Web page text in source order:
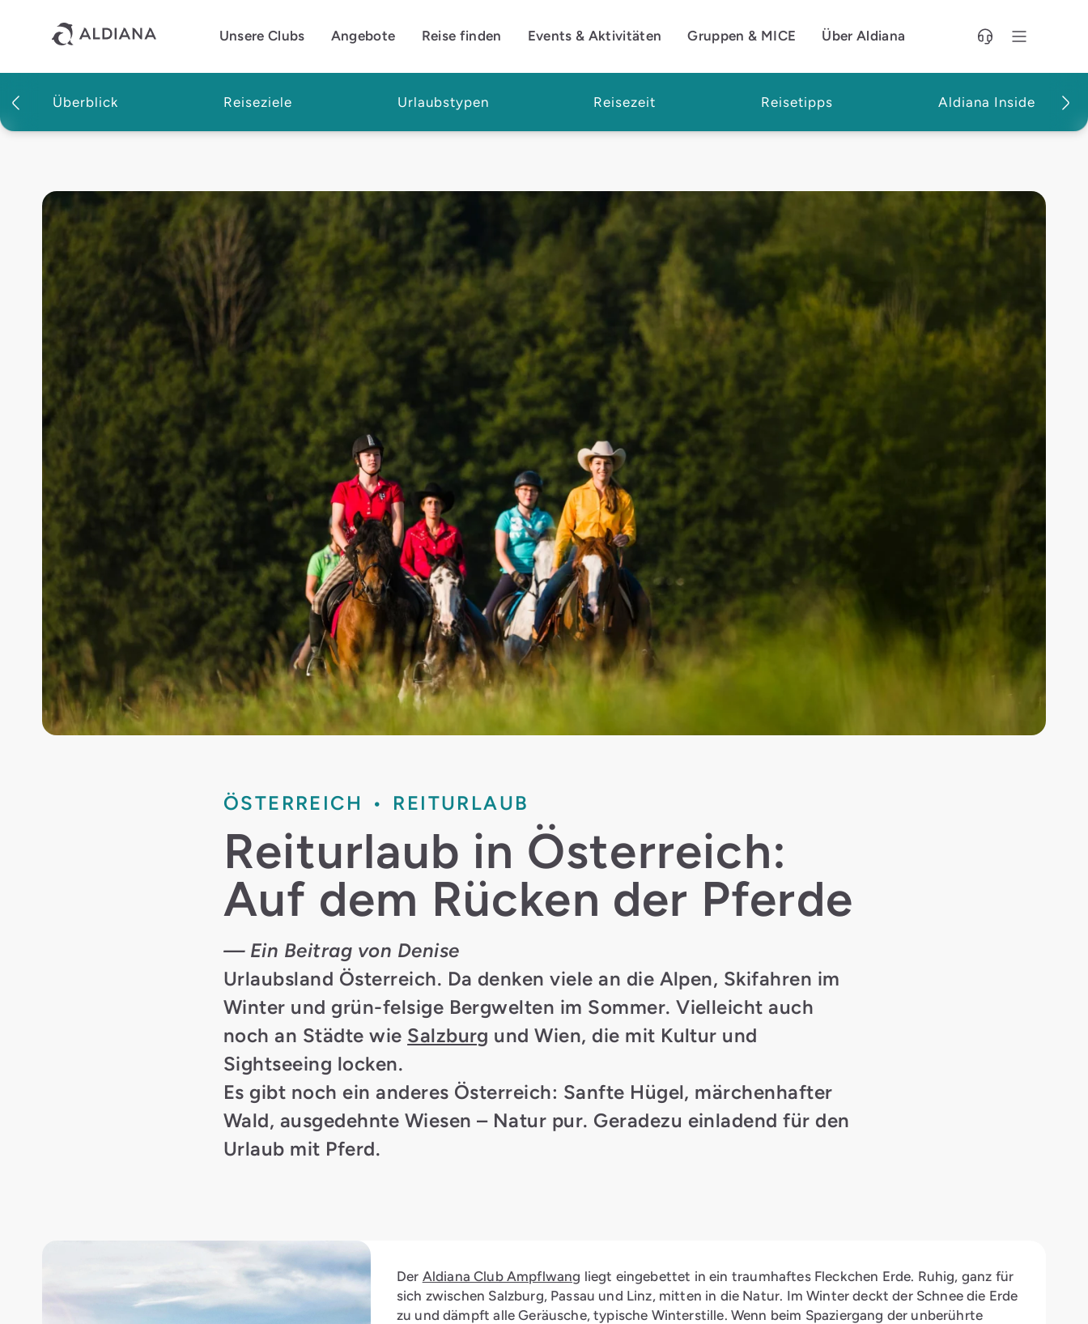
Unsere Clubs
Angebote Reise finden Events & Aktivitäten Gruppen & MICE Über Aldiana
Überblick Reiseziele Urlaubstypen Reisezeit Reisetipps Aldiana Inside
ÖSTERREICH REITURLAUB
Reiturlaub in Österreich:
Auf dem Rücken der Pferde
— Ein Beitrag von Denise
Urlaubsland Österreich. Da denken viele an die Alpen, Skifahren im
Winter und grün-felsige Bergwelten im Sommer. Vielleicht auch
noch an Städte wie Salzburg und Wien, die mit Kultur und
Sightseeing locken.
Es gibt noch ein anderes Österreich: Sanfte Hügel, märchenhafter
Wald, ausgedehnte Wiesen – Natur pur. Geradezu einladend für den
Urlaub mit Pferd.
Der Aldiana Club Ampflwang liegt eingebettet in ein traumhaftes Fleckchen Erde. Ruhig, ganz für
sich zwischen Salzburg, Passau und Linz, mitten in die Natur. Im Winter deckt der Schnee die Erde
zu und dämpft alle Geräusche, typische Winterstille. Wenn beim Spaziergang der unberührte